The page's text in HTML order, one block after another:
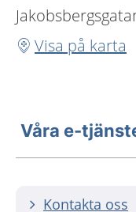
Visa på karta
Våra e-
Kontakta oss